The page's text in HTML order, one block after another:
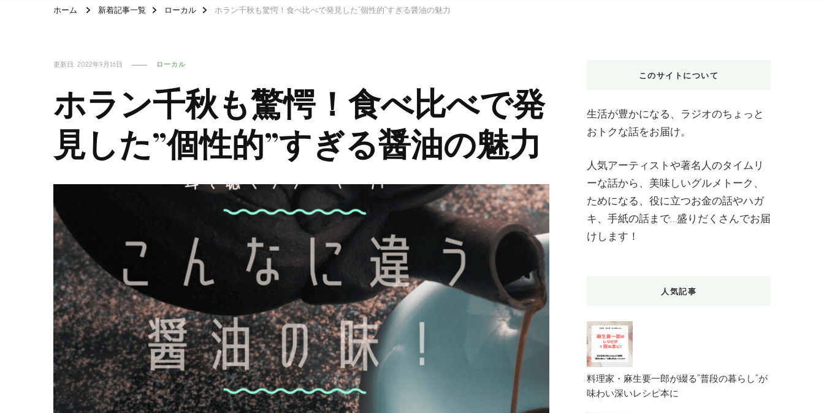
ホーム 新着記事一覧 ローカル ホラン千秋も驚愕！食べ比べで発見した”個性的”すぎる醤油の魅力
更新日: 2022年9月16日 ローカル
ホラン千秋も驚愕！食べ比べで発
見した”個性的”すぎる醤油の魅力
このサイトについて
生活が豊かになる、ラジオのちょっと
おトクな話をお届け。
人気アーティストや著名人のタイムリ
ーな話から、美味しいグルメトーク、
ためになる、役に立つお金の話やハガ
キ、手紙の話まで…盛りだくさんでお届
けします！
人気記事
料理家・麻生要一郎が綴る”普段の暮らし”が
味わい深いレシピ本に